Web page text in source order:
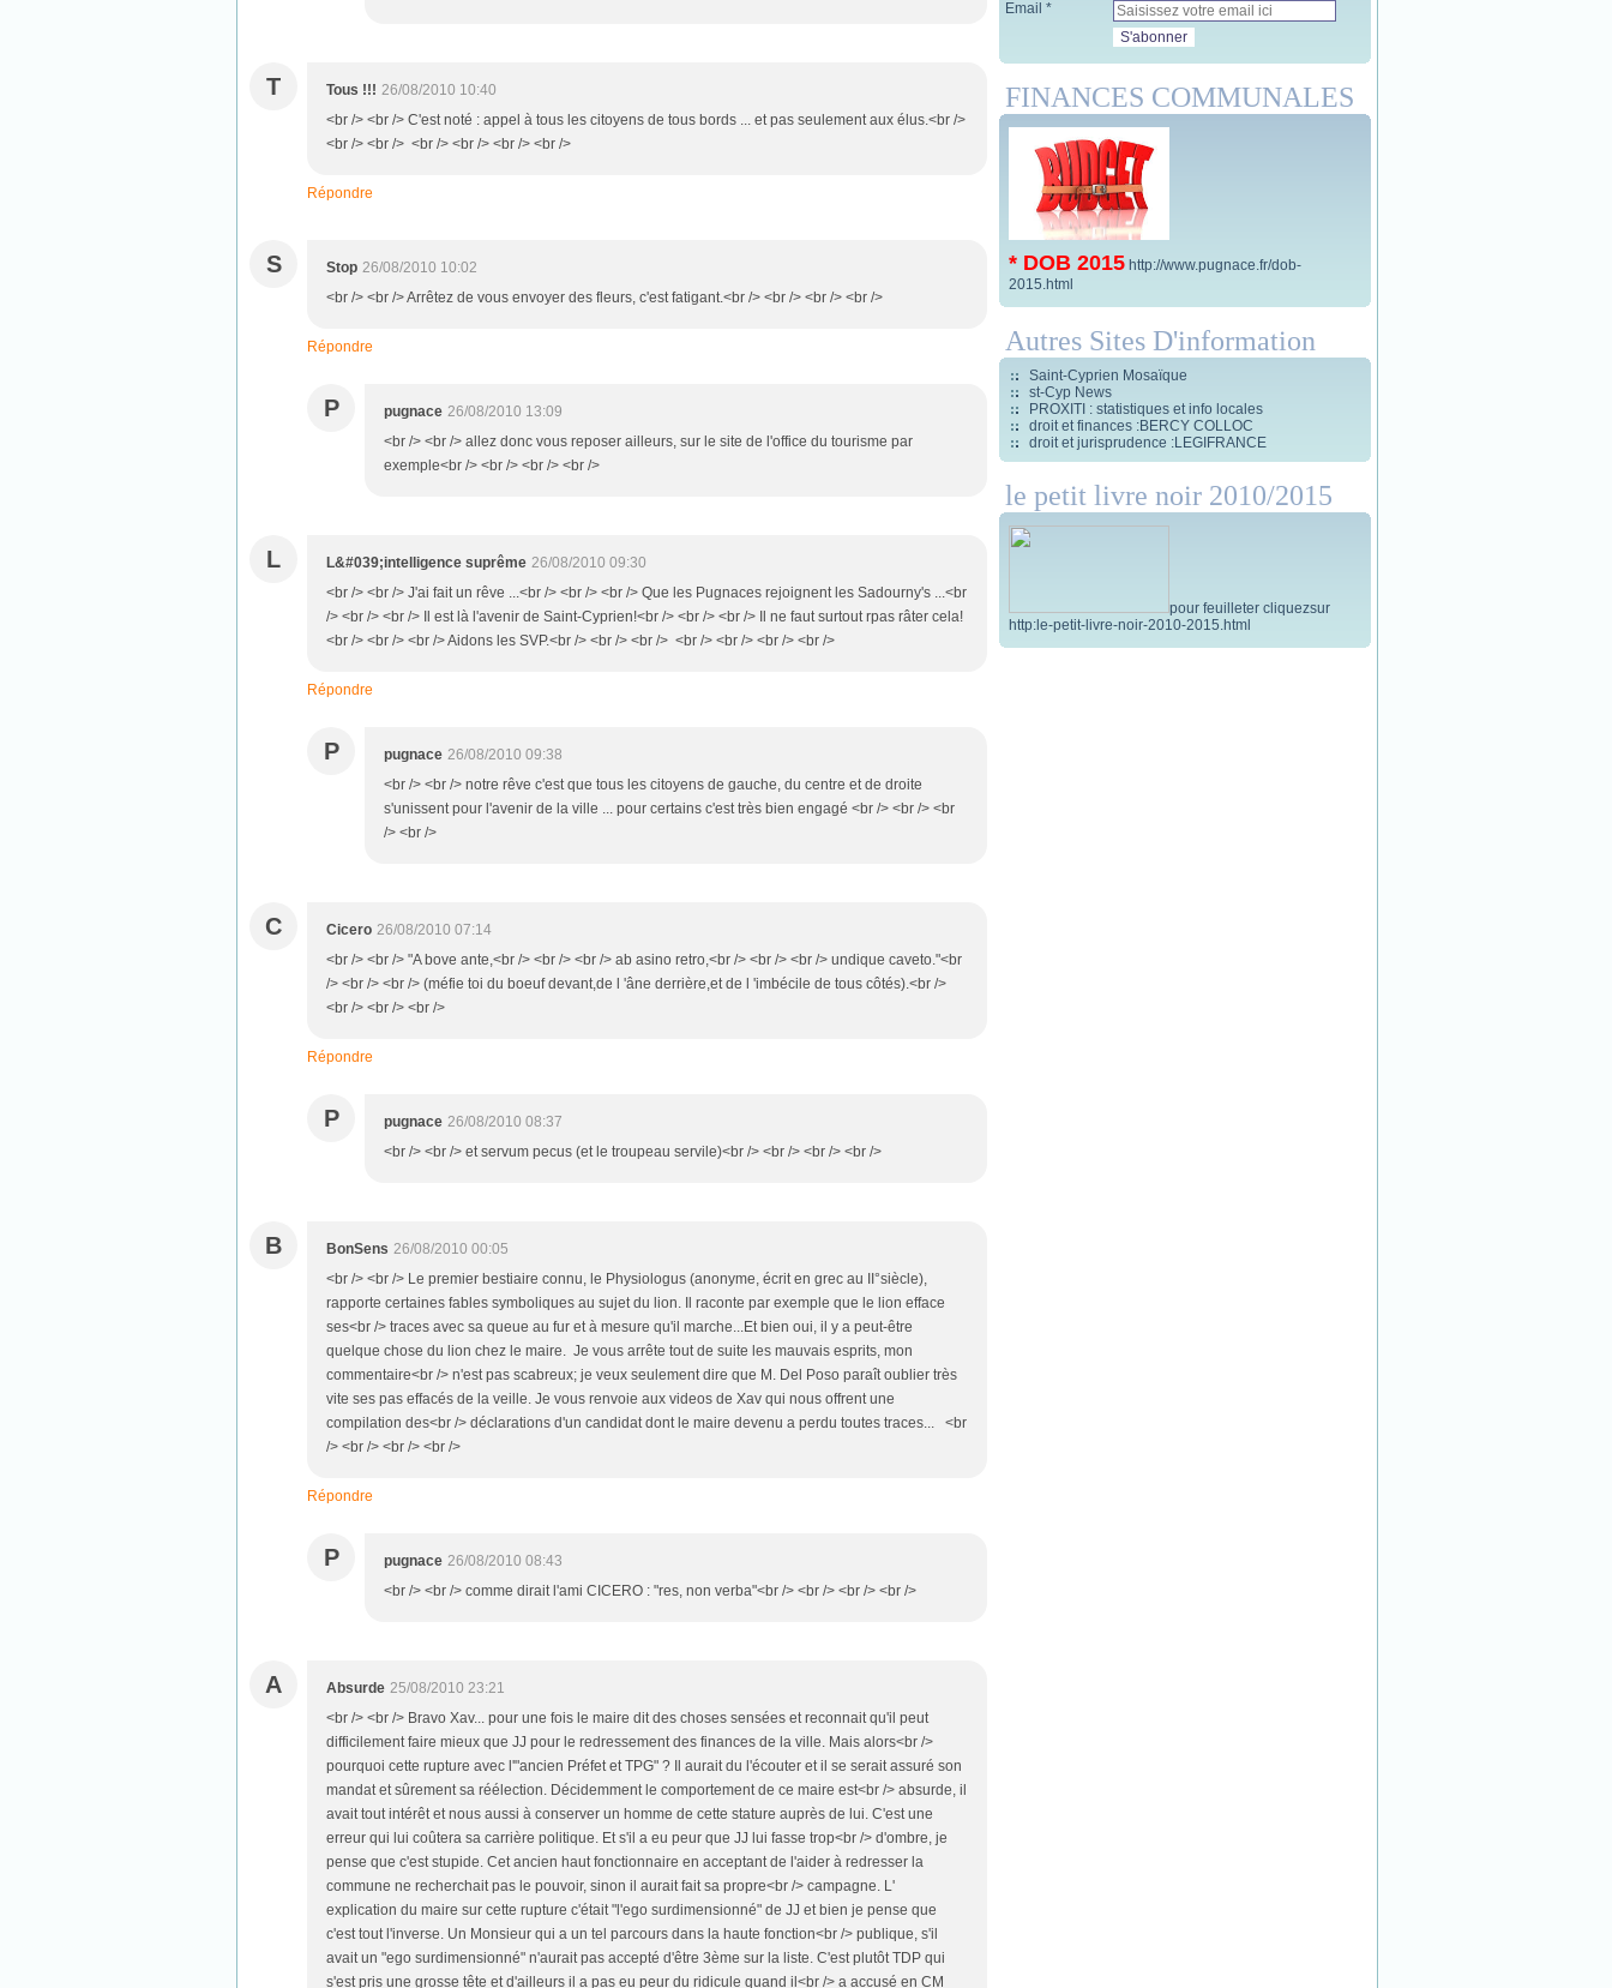
T Tous !!! 26/08/2010 10:40
<br /> <br /> C'est noté : appel à tous les citoyens de tous bords ... et pas seulement aux élus.<br />
<br /> <br /> <br /> <br /> <br /> <br />
Répondre
S Stop 26/08/2010 10:02
<br /> <br /> Arrêtez de vous envoyer des fleurs, c'est fatigant.<br /> <br /> <br /> <br />
Répondre
P pugnace 26/08/2010 13:09
<br /> <br /> allez donc vous reposer ailleurs, sur le site de l'office du tourisme par
exemple<br /> <br /> <br /> <br />
L L&#039;intelligence suprême 26/08/2010 09:30
<br /> <br /> J'ai fait un rêve ...<br /> <br /> <br /> Que les Pugnaces rejoignent les Sadourny's ...<br
/> <br /> <br /> Il est là l'avenir de Saint-Cyprien!<br /> <br /> <br /> Il ne faut surtout rpas râter cela!
<br /> <br /> <br /> Aidons les SVP.<br /> <br /> <br /> <br /> <br /> <br /> <br />
Répondre
P pugnace 26/08/2010 09:38
<br /> <br /> notre rêve c'est que tous les citoyens de gauche, du centre et de droite
s'unissent pour l'avenir de la ville ... pour certains c'est très bien engagé <br /> <br /> <br
/> <br />
C Cicero 26/08/2010 07:14
<br /> <br /> "A bove ante,<br /> <br /> <br /> ab asino retro,<br /> <br /> <br /> undique caveto."<br
/> <br /> <br /> (méfie toi du boeuf devant,de l 'âne derrière,et de l 'imbécile de tous côtés).<br />
<br /> <br /> <br />
Répondre
P pugnace 26/08/2010 08:37
<br /> <br /> et servum pecus (et le troupeau servile)<br /> <br /> <br /> <br />
B BonSens 26/08/2010 00:05
<br /> <br /> Le premier bestiaire connu, le Physiologus (anonyme, écrit en grec au II°siècle),
rapporte certaines fables symboliques au sujet du lion. Il raconte par exemple que le lion efface
ses<br /> traces avec sa queue au fur et à mesure qu'il marche...Et bien oui, il y a peut-être
quelque chose du lion chez le maire. Je vous arrête tout de suite les mauvais esprits, mon
commentaire<br /> n'est pas scabreux; je veux seulement dire que M. Del Poso paraît oublier très
vite ses pas effacés de la veille. Je vous renvoie aux videos de Xav qui nous offrent une
compilation des<br /> déclarations d'un candidat dont le maire devenu a perdu toutes traces... <br
/> <br /> <br /> <br />
Répondre
P pugnace 26/08/2010 08:43
<br /> <br /> comme dirait l'ami CICERO : "res, non verba"<br /> <br /> <br /> <br />
A Absurde 25/08/2010 23:21
<br /> <br /> Bravo Xav... pour une fois le maire dit des choses sensées et reconnait qu'il peut
difficilement faire mieux que JJ pour le redressement des finances de la ville. Mais alors<br />
pourquoi cette rupture avec l'"ancien Préfet et TPG" ? Il aurait du l'écouter et il se serait assuré son
mandat et sûrement sa réélection. Décidemment le comportement de ce maire est<br /> absurde, il
avait tout intérêt et nous aussi à conserver un homme de cette stature auprès de lui. C'est une
erreur qui lui coûtera sa carrière politique. Et s'il a eu peur que JJ lui fasse trop<br /> d'ombre, je
pense que c'est stupide. Cet ancien haut fonctionnaire en acceptant de l'aider à redresser la
commune ne recherchait pas le pouvoir, sinon il aurait fait sa propre<br /> campagne. L'
explication du maire sur cette rupture c'était "l'ego surdimensionné" de JJ et bien je pense que
c'est tout l'inverse. Un Monsieur qui a un tel parcours dans la haute fonction<br /> publique, s'il
avait un "ego surdimensionné" n'aurait pas accepté d'être 3ème sur la liste. C'est plutôt TDP qui
s'est pris une grosse tête et d'ailleurs il a pas eu peur du ridicule quand il<br /> a accusé en CM
Email
FINANCES COMMUNALES
* DOB 2015 http://www.pugnace.fr/dob-
2015.html
Autres Sites D'information
Saint-Cyprien Mosaïque
st-Cyp News
PROXITI : statistiques et info locales
droit et finances :BERCY COLLOC
droit et jurisprudence :LEGIFRANCE
le petit livre noir 2010/2015
pour feuilleter cliquezsur
http:le-petit-livre-noir-2010-2015.html